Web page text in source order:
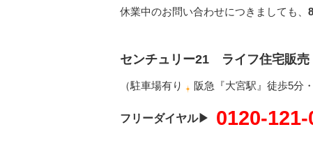
休業中のお問い合わせにつきましても、
センチュリー21 ライフ住宅販売
（駐車場有り 阪急『大宮駅』徒歩5分
フリーダイヤル▶ 0120-121-